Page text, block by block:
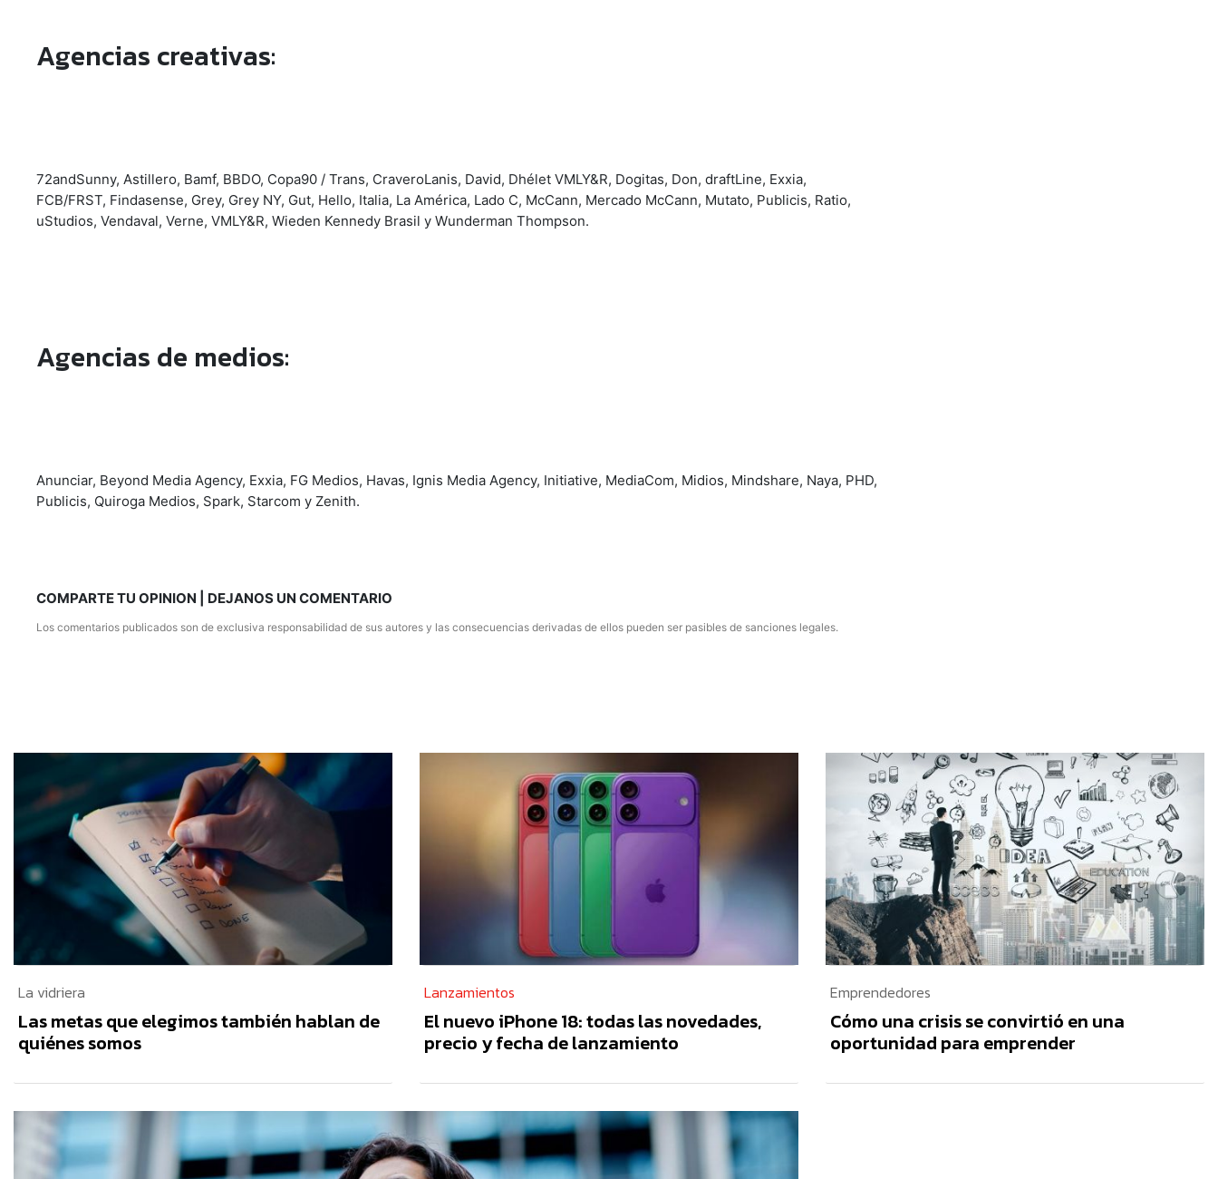
Agencias creativas:
72andSunny, Astillero, Bamf, BBDO, Copa90 / Trans, CraveroLanis, David, Dhélet VMLY&R, Dogitas, Don, draftLine, Exxia,
FCB/FRST, Findasense, Grey, Grey NY, Gut, Hello, Italia, La América, Lado C, McCann, Mercado McCann, Mutato, Publicis, Ratio,
uStudios, Vendaval, Verne, VMLY&R, Wieden Kennedy Brasil y Wunderman Thompson.
Agencias de medios:
Anunciar, Beyond Media Agency, Exxia, FG Medios, Havas, Ignis Media Agency, Initiative, MediaCom, Midios, Mindshare, Naya, PHD,
Publicis, Quiroga Medios, Spark, Starcom y Zenith.
COMPARTE TU OPINION | DEJANOS UN COMENTARIO
Los comentarios publicados son de exclusiva responsabilidad de sus autores y las consecuencias derivadas de ellos pueden ser pasibles de sanciones legales.
La vidriera
Las metas que elegimos también hablan de
quiénes somos
Lanzamientos
El nuevo iPhone 18: todas las novedades,
precio y fecha de lanzamiento
Emprendedores
Cómo una crisis se convirtió en una
oportunidad para emprender